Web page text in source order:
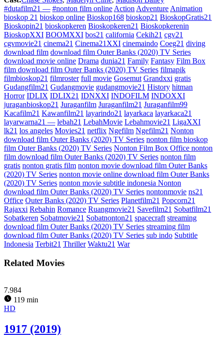
#dutafilm21 — #nonton film online Action Adventure Animation
bioskop 21 bioskop online Bioskop168 bioskop21 BioskopGratis21
Bioskopin21 bioskopkeren Bioskopkeren21 Bioskopkerenin
BioskopXXI BOOMXXI bos21 california Cekih21 cgv21
cgvmovie21 cinema21 Cinema21XXI cinemaindo Coeg21 diving
download film download film Outer Banks (2020) TV Series
download movie online Drama dunia21 Family Fantasy Film Box
film download film Outer Banks (2020) TV Series filmapik
filmbioskop21 filmroster full movie Gosemut Grandxxi gratis
Gudangfilm21 Gudangmovie gudangmovie21 History hitman
Horror IDLIX IDLIX21 IDNXXI INDOFILM INDOXXI
juraganbioskop21 Juraganfilm Juraganfilm21 Juraganfilm99
Kacafilm21 Kawanfilm21 layarindo21 layarkaca layarkaca21
layarwarna21 — lebah21 LebahMovie Lebahmovie21 LigaXXI
lk21 los angeles Movies21 netflix Ngefilm Ngefilm21 Nonton
download film Outer Banks (2020) TV Series nonton film bioskop
film Outer Banks (2020) TV Series Nonton Film Box Office nonton
film download film Outer Banks (2020) TV Series nonton film
gratis nonton gratis film nonton movie download film Outer Banks
(2020) TV Series nonton movie online download film Outer Banks
(2020) TV Series nonton movie subtitle indonesia Nonton
download film Outer Banks (2020) TV Series nontonmovie ns21
Office Outer Banks (2020) TV Series Planetfilm21 Popcorn21
Rajaxxi Rebahin Romance Ruangmovie21 Savefilm21 Sobatfilm21
Sobatkeren Sobatmovie21 Sobatnonton21 spacecraft streaming
download film Outer Banks (2020) TV Series streaming film
download film Outer Banks (2020) TV Series sub indo Subtitle
Indonesia Terbit21 Thriller Waktu21 War
Related Movies
7.984
119 min
HD
1917 (2019)